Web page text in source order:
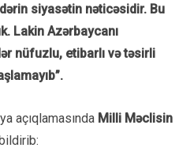
siyasətin nəticəsidir. Bu
Lakin Azərbaycanı
nüfuzlu, etibarlı və təsirli
açıqlamasında Milli Məclisin